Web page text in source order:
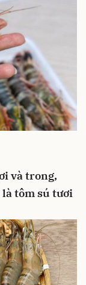
và trong,
tôm sú tươi